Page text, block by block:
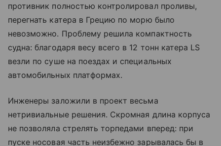
противник полностью контролировал проливы,
перегнать катера в Грецию по морю было
невозможно. Проблему решила компактность
судна: благодаря весу всего в 12 тонн катера LS
везли по суше на поездах и специальных
автомобильных платформах.
Инженеры заложили в проект весьма
нетривиальные решения. Скромная длина корпуса
не позволяла стрелять торпедами вперед: при
пуске носовая часть неизбежно зарывалась бы в